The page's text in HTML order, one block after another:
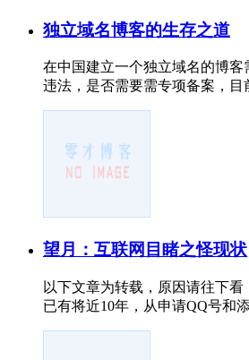
独立域名博客的生存之道
在中国建立一个独立域名的博
违法，是否需要需专项备案，目
望月：互联网目睹之怪现状
以下文章为转载，原因请往下看
已有将近10年，从申请QQ号和